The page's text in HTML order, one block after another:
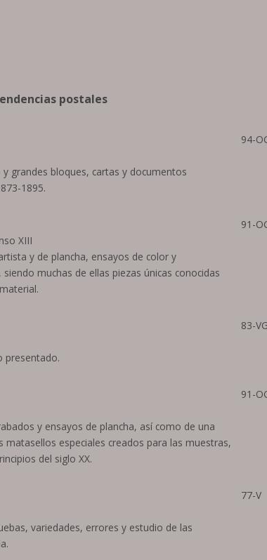
postales
grandes bloques, cartas y documentos
1895.
94-
XIII
y de plancha, ensayos de color y
muchas de ellas piezas únicas conocidas
91-
presentado.
83-VG
y ensayos de plancha, así como de una
especiales creados para las muestras,
del siglo XX.
91-
variedades, errores y estudio de las
77-V